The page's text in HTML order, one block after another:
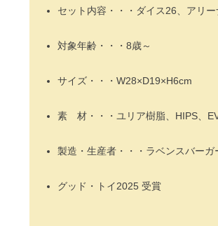
セット内容・・・ダイス26、アリ
対象年齢・・・8歳～
サイズ・・・W28×D19×H6cm
素 材・・・ユリア樹脂、HIPS、
製造・生産者・・・ラベンスバーガ
グッド・トイ2025 受賞